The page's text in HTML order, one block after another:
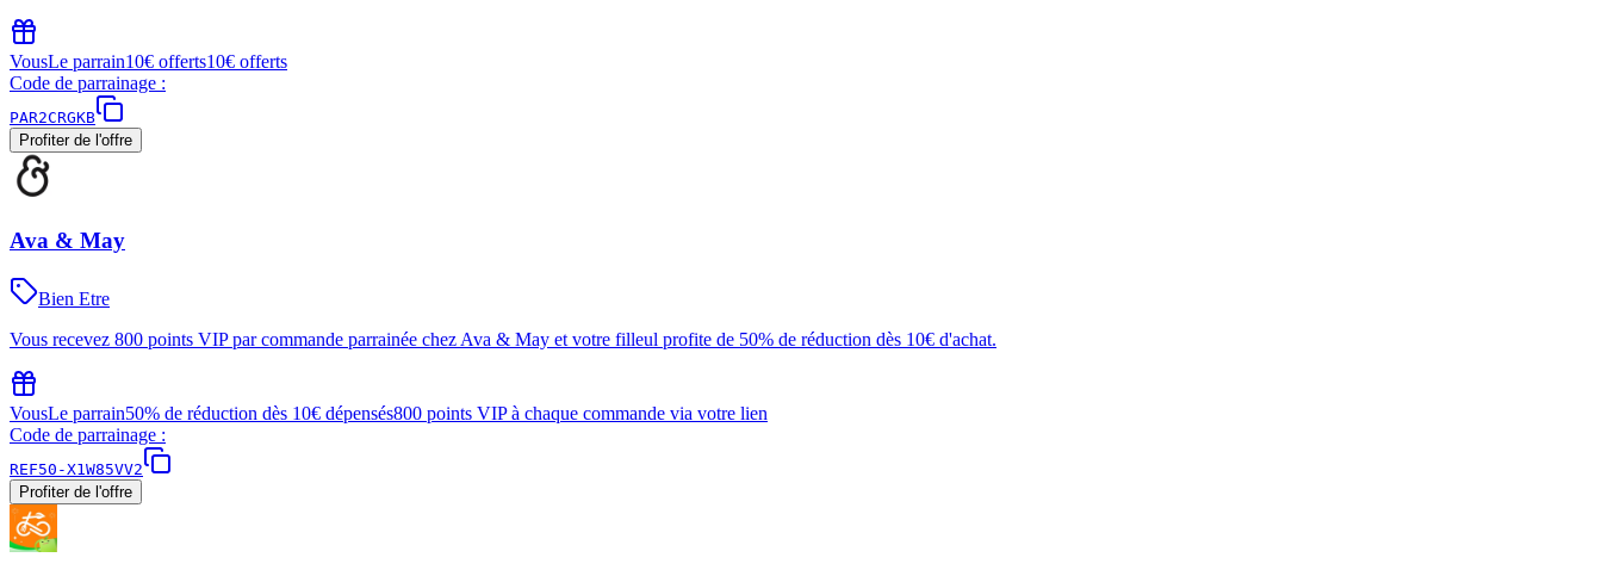
VousLe parrain10€ offerts10€ offerts
Code de parrainage :
PAR2CRGKB
Profiter de l'offre
Ava & May
Bien Etre
Vous recevez 800 points VIP par commande parrainée chez Ava & May et votre filleul profite de 50% de réduction dès 10€ d'achat.
VousLe parrain50% de réduction dès 10€ dépensés800 points VIP à chaque commande via votre lien
Code de parrainage :
REF50-X1W85VV2
Profiter de l'offre